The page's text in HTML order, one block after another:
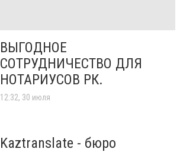
ВЫГОДНОЕ
СОТРУДНИЧЕСТВО ДЛЯ
НОТАРИУСОВ РК.
12:32, 30 июля
Kaztranslate - бюро